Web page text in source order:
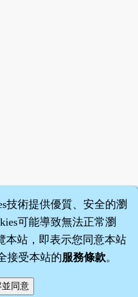
©2008～2026
技術提供優質、安全的瀏
可能導致無法正常瀏
本站，即表示您同意本站
接受本站的服務條款。